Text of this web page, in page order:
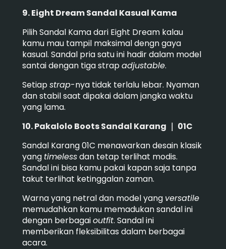
9. Eight Dream Sandal Kasual Kama
Pilih Sandal Kama dari Eight Dream kalau
kamu mau tampil maksimal dengn gaya
kasual. Sandal pria satu ini hadir dalam model
santai dengan tiga strapadjustable.
Setiapstrap-nya tidak terlalu lebar. Nyaman
dan stabil saat dipakai dalam jangka waktu
yang lama.
10. Pakalolo Boots Sandal Karang ｜ 01C
Sandal Karang 01C menawarkan desain klasik
yang timelessdan tetap terlihat modis.
Sandal ini bisa kamu pakai kapan saja tanpa
takut terlihat ketinggalan zaman.
Warna yang netral dan model yang versatile
memudahkan kamu memadukan sandal ini
dengan berbagaioutfit. Sandal ini
memberikan fleksibilitas dalam berbagai
acara.